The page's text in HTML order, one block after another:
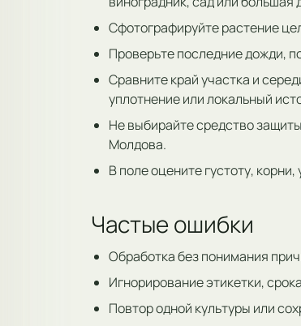
Сфотографируйте растение
Проверьте последние дожди,
Сравните край участка и
уплотнение или локальный
Не выбирайте средство
Молдова.
В поле оцените густоту,
Частые ошибки
Обработка без понимания
Игнорирование этикетки,
Повтор одной культуры или